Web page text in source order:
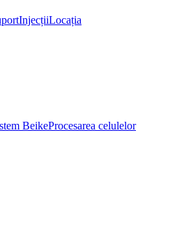
InjecțiiLocația
BeikeProcesarea celulelor